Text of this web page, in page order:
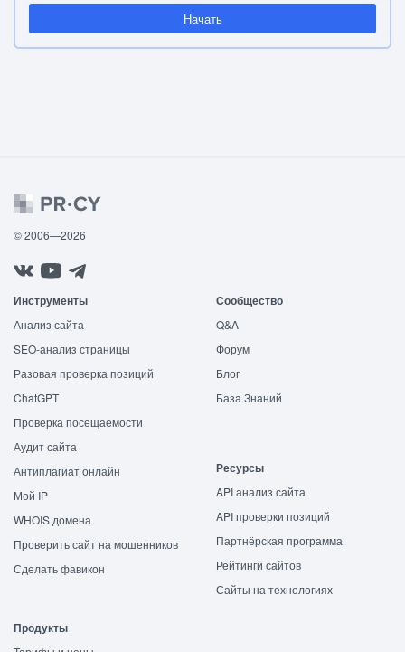
Начать
© 2006—2026
Инструменты
Анализ сайта
SEO-анализ страницы
Разовая проверка позиций
ChatGPT
Проверка посещаемости
Аудит сайта
Антиплагиат онлайн
Мой IP
WHOIS домена
Проверить сайт на мошенников
Сделать фавикон
Сообщество
Q&A
Форум
Блог
База Знаний
Ресурсы
API анализ сайта
API проверки позиций
Партнёрская программа
Рейтинги сайтов
Сайты на технологиях
Продукты